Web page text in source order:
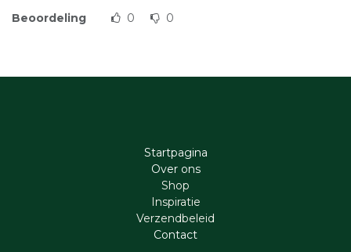
Beoordeling 0 0
Startpagina
Ove​r​ ons
Shop
Inspiratie
Verzendbeleid
Cont​act